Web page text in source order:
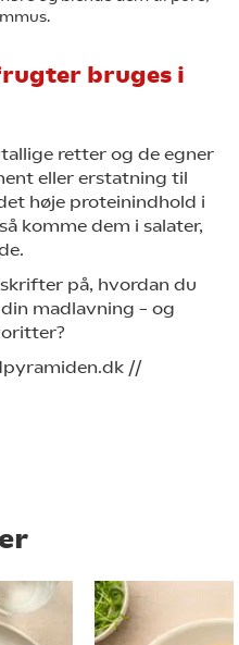
bruges i
retter og de egner
eller erstatning til
høje proteinindhold i
komme dem i salater,
på, hvordan du
madlavning – og
//